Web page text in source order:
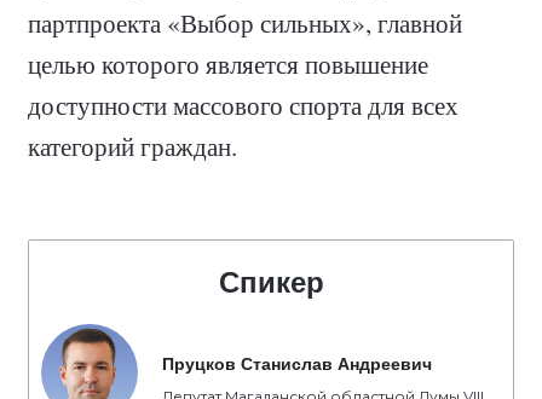
партпроекта «Выбор сильных», главной
целью которого является повышение
доступности массового спорта для всех
категорий граждан.
Спикер
Пруцков Станислав Андреевич